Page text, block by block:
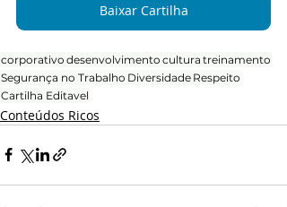
Baixar Cartilha
corporativo desenvolvimento cultura treinamento
Segurança no Trabalho Diversidade Respeito
Cartilha Editavel
Conteúdos Ricos